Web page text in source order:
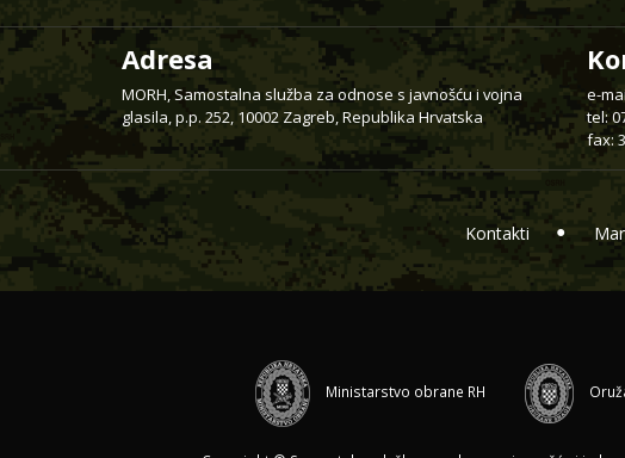
Adresa
MORH, Samostalna služba za odnose s javnošću i vojna
glasila, p.p. 252, 10002 Zagreb, Republika Hrvatska
e-
tel:
fax:
Kontakti
Ministarstvo obrane RH